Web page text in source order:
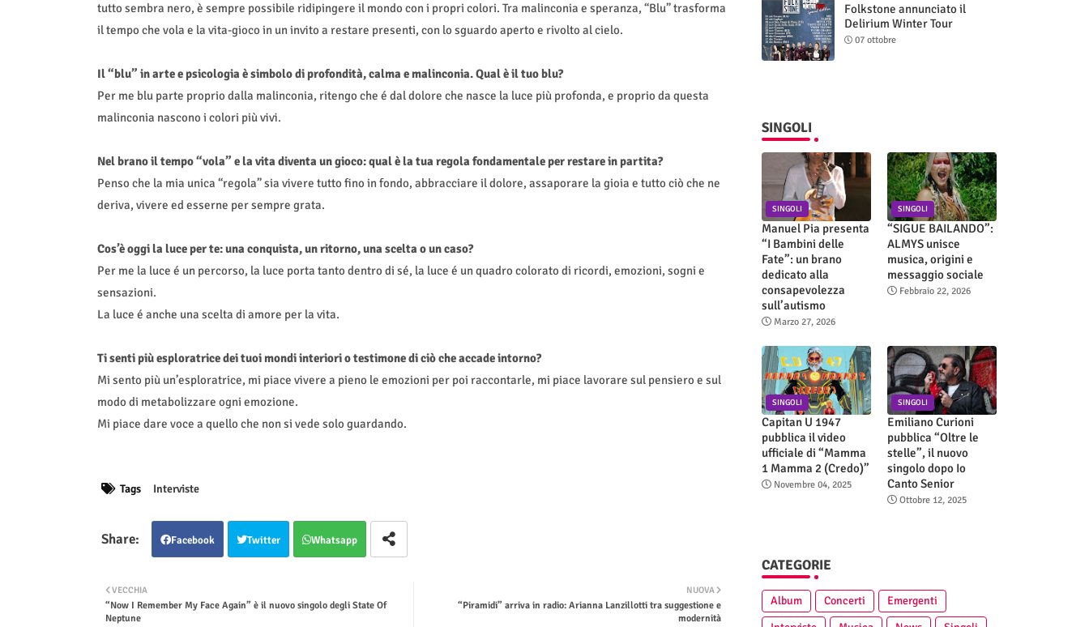
tutto sembra nero, è sempre possibile ridipingere il mondo con i propri colori. Tra malinconia e speranza, “Blu” trasforma
il tempo che vola e la vita-gioco in un invito a restare presenti, con lo sguardo aperto e rivolto al cielo.
Il “blu” in arte e psicologia è simbolo di profondità, calma e malinconia. Qual è il tuo blu?
Per me blu parte proprio dalla malinconia, ritengo che é dal dolore che nasce la luce più profonda, e proprio da questa
malinconia nascono i colori più vivi.
Nel brano il tempo “vola” e la vita diventa un gioco: qual è la tua regola fondamentale per restare in partita?
Penso che la mia unica “regola” sia vivere tutto fino in fondo, abbracciare il dolore, assaporare la gioia e tutto ciò che ne
deriva, vivere ed esserne per sempre grata.
Cos’è oggi la luce per te: una conquista, un ritorno, una scelta o un caso?
Per me la luce é un percorso, la luce porta tanto dentro di sé, la luce é un quadro colorato di ricordi, emozioni, sogni e
sensazioni.
La luce é anche una scelta di amore per la vita.
Ti senti più esploratrice dei tuoi mondi interiori o testimone di ciò che accade intorno?
Mi sento più un’esploratrice, mi piace vivere a pieno le emozioni per poi raccontarle, mi piace lavorare sul pensiero e sul
modo di metabolizzare ogni emozione.
Mi piace dare voce a quello che non si vede solo guardando.
Tags Interviste
Facebook Twitter Whatsapp
NUOVA
“Piramidi” arriva in radio: Arianna Lanzillotti tra suggestione e
modernità
VECCHIA
“Now I Remember My Face Again” è il nuovo singolo degli State Of
Neptune
Folkstone annunciato il
Delirium Winter Tour
(Special Edition)
07 ottobre
SINGOLI
SINGOLI
Manuel Pia presenta
“I Bambini delle
Fate”: un brano
dedicato alla
consapevolezza
sull’autismo
Marzo 27, 2026
SINGOLI
“SIGUE BAILANDO”:
ALMYS unisce
musica, origini e
messaggio sociale
Febbraio 22, 2026
SINGOLI
Capitan U 1947
pubblica il video
ufficiale di “Mamma
1 Mamma 2 (Credo)”
Novembre 04, 2025
SINGOLI
Emiliano Curioni
pubblica “Oltre le
stelle”, il nuovo
singolo dopo Io
Canto Senior
Ottobre 12, 2025
CATEGORIE
Album Concerti
Emergenti